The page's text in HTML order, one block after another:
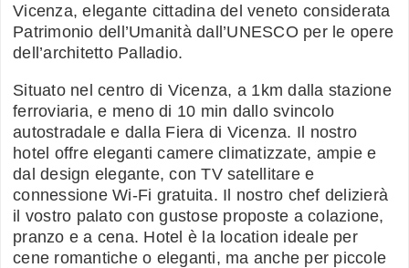
Vicenza, elegante cittadina del veneto considerata
Patrimonio dell’Umanità dall’UNESCO per le opere
dell’architetto Palladio.
Situato nel centro di Vicenza, a 1km dalla stazione
ferroviaria, e meno di 10 min dallo svincolo
autostradale e dalla Fiera di Vicenza. Il nostro
hotel offre eleganti camere climatizzate, ampie e
dal design elegante, con TV satellitare e
connessione Wi-Fi gratuita. Il nostro chef delizierà
il vostro palato con gustose proposte a colazione,
pranzo e a cena. Hotel è la location ideale per
cene romantiche o eleganti, ma anche per piccole